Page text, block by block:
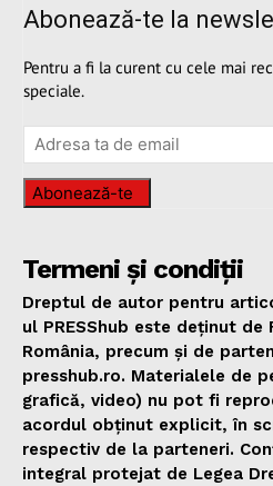
Abonează-te la
Pentru a fi la curent cu cele mai
speciale.
Abonează-te
Termeni și condiții
Dreptul de autor pentru
ul PRESShub este deținut de
România, precum și de
presshub.ro. Materialele de
grafică, video) nu pot fi
acordul obținut explicit, în
respectiv de la parteneri.
integral protejat de Legea